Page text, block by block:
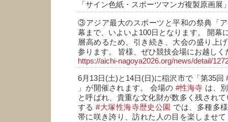
「サイン色紙・スポーツマンガ複製原画展
③アジア最大のスポーツと平和の祭典「
幕まで、いよいよ100日となります。 開幕
層高めるため、引き続き、大会の盛り上
参ります。 皆様、ぜひ競技会場にお越しく
https://aichi-nagoya2026.org/news/detail/
6月13日(土)と14日(日)に稲沢市で「第35回
」が開催されます。 会場の #性海寺 は、
と呼ばれ、貴重な文化財が数多く残され
する#大塚性海寺歴史公園 では、多種多
帯に咲き誇り、訪れた人の目を楽しませ